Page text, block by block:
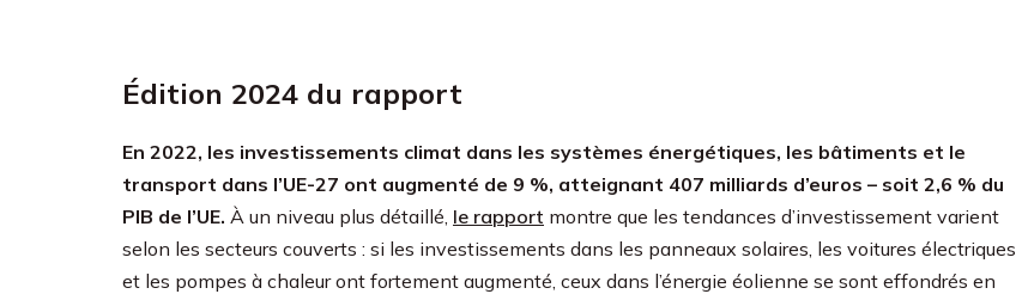
Édition 2024 du rapport
En 2022, les investissements climat dans les systèmes énergétiques, les bâtiments et le
transport dans l’UE-27 ont augmenté de 9 %, atteignant 407 milliards d’euros – soit 2,6 % du
PIB de l’UE. À un niveau plus détaillé, le rapport montre que les tendances d’investissement varient
selon les secteurs couverts : si les investissements dans les panneaux solaires, les voitures électriques
et les pompes à chaleur ont fortement augmenté, ceux dans l’énergie éolienne se sont effondrés en